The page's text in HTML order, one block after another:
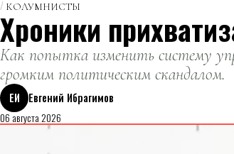
КОЛУМНИСТЫ
Хроники
Как попытка изменить систему
громким политическим скандалом.
ЕИ
Евгений Ибрагимов
06 августа 2026